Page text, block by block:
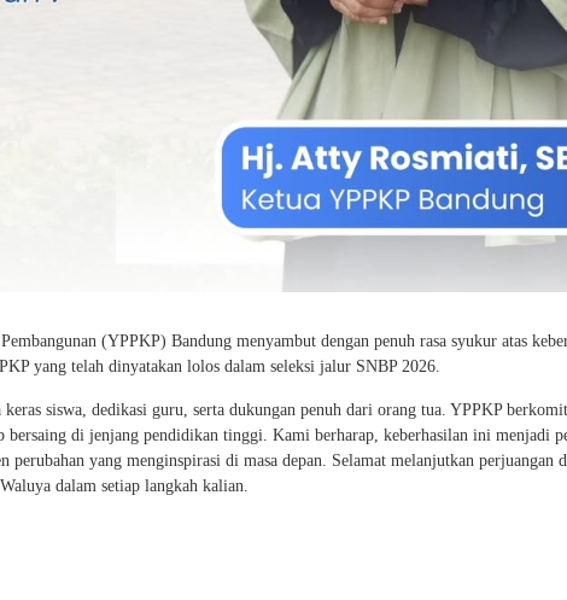
(YPPKP) Bandung menyambut dengan penuh rasa syukur atas
yang telah dinyatakan lolos dalam seleksi jalur SNBP 2026.
siswa, dedikasi guru, serta dukungan penuh dari orang tua. YPPKP
bersaing di jenjang pendidikan tinggi. Kami berharap, keberhasilan ini menjadi
yang menginspirasi di masa depan. Selamat melanjutkan perjuangan
dalam setiap langkah kalian.